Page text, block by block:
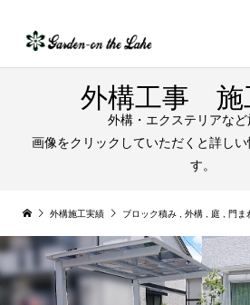
外構工事 施
外構・エクステリアな
画像をクリックしていただくと詳し
す。
外構施工実績 ブロック積み 外構 庭 門ま